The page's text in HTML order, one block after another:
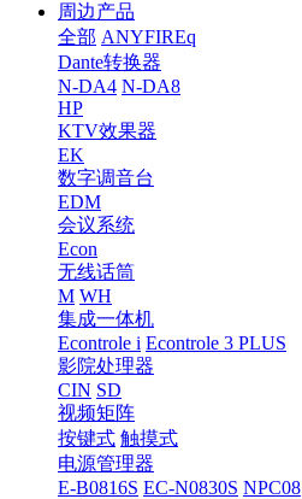
周边产品
全部 ANYFIREq
Dante转换器
N-DA4 N-DA8
HP
KTV效果器
EK
数字调音台
EDM
会议系统
Econ
无线话筒
M WH
集成一体机
Econtrole i Econtrole 3 PLUS
影院处理器
CIN SD
视频矩阵
按键式 触摸式
电源管理器
E-B0816S EC-N0830S NPC08